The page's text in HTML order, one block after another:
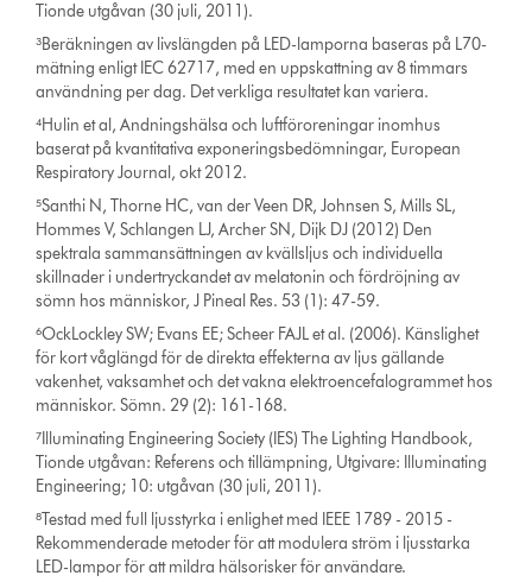
Tionde utgåvan (30 juli, 2011).
³Beräkningen av livslängden på LED-lamporna baseras på L70-
mätning enligt IEC 62717, med en uppskattning av 8 timmars
användning per dag. Det verkliga resultatet kan variera.
⁴Hulin et al, Andningshälsa och luftföroreningar inomhus
baserat på kvantitativa exponeringsbedömningar, European
Respiratory Journal, okt 2012.
⁵Santhi N, Thorne HC, van der Veen DR, Johnsen S, Mills SL,
Hommes V, Schlangen LJ, Archer SN, Dijk DJ (2012) Den
spektrala sammansättningen av kvällsljus och individuella
skillnader i undertryckandet av melatonin och fördröjning av
sömn hos människor, J Pineal Res. 53 (1): 47-59.
⁶OckLockley SW; Evans EE; Scheer FAJL et al. (2006). Känslighet
för kort våglängd för de direkta effekterna av ljus gällande
vakenhet, vaksamhet och det vakna elektroencefalogrammet hos
människor. Sömn. 29 (2): 161-168.
⁷Illuminating Engineering Society (IES) The Lighting Handbook,
Tionde utgåvan: Referens och tillämpning, Utgivare: Illuminating
Engineering; 10: utgåvan (30 juli, 2011).
⁸Testad med full ljusstyrka i enlighet med IEEE 1789 - 2015 -
Rekommenderade metoder för att modulera ström i ljusstarka
LED-lampor för att mildra hälsorisker för användare.